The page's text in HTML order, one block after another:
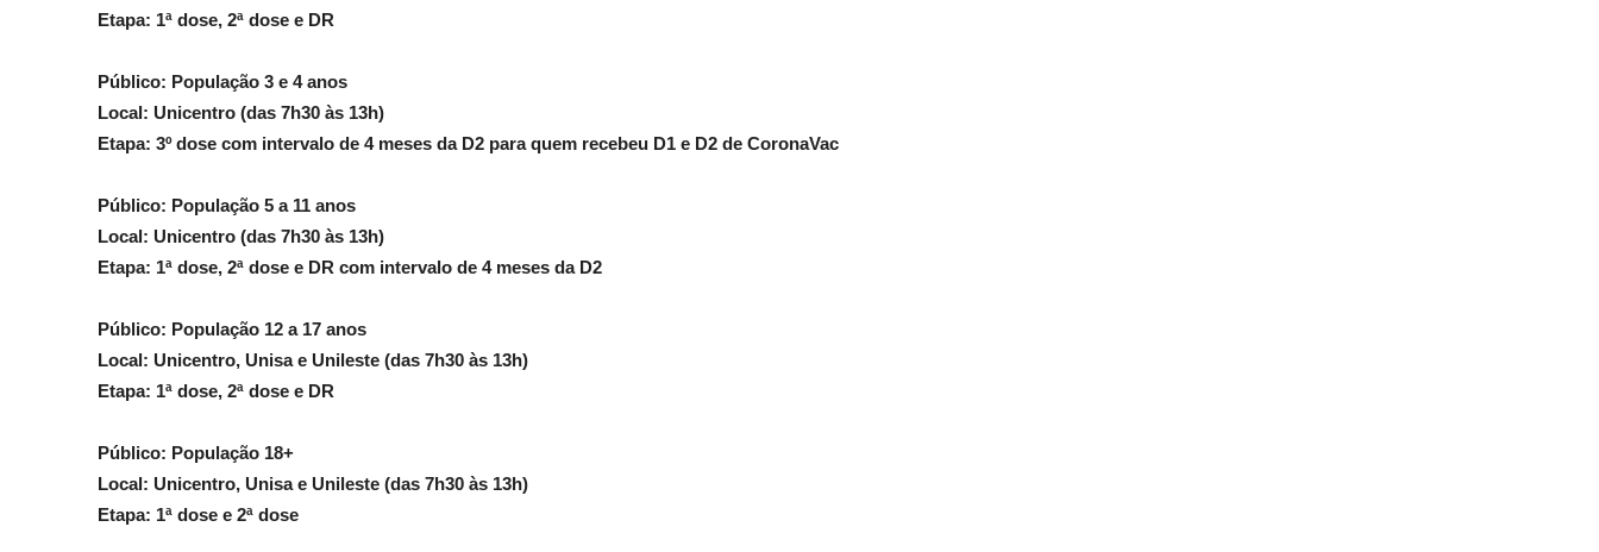
Etapa: 1ª dose, 2ª dose e DR
Público: População 3 e 4 anos
Local: Unicentro (das 7h30 às 13h)
Etapa: 3º dose com intervalo de 4 meses da D2 para quem recebeu D1 e D2 de CoronaVac
Público: População 5 a 11 anos
Local: Unicentro (das 7h30 às 13h)
Etapa: 1ª dose, 2ª dose e DR com intervalo de 4 meses da D2
Público: População 12 a 17 anos
Local: Unicentro, Unisa e Unileste (das 7h30 às 13h)
Etapa: 1ª dose, 2ª dose e DR
Público: População 18+
Local: Unicentro, Unisa e Unileste (das 7h30 às 13h)
Etapa: 1ª dose e 2ª dose